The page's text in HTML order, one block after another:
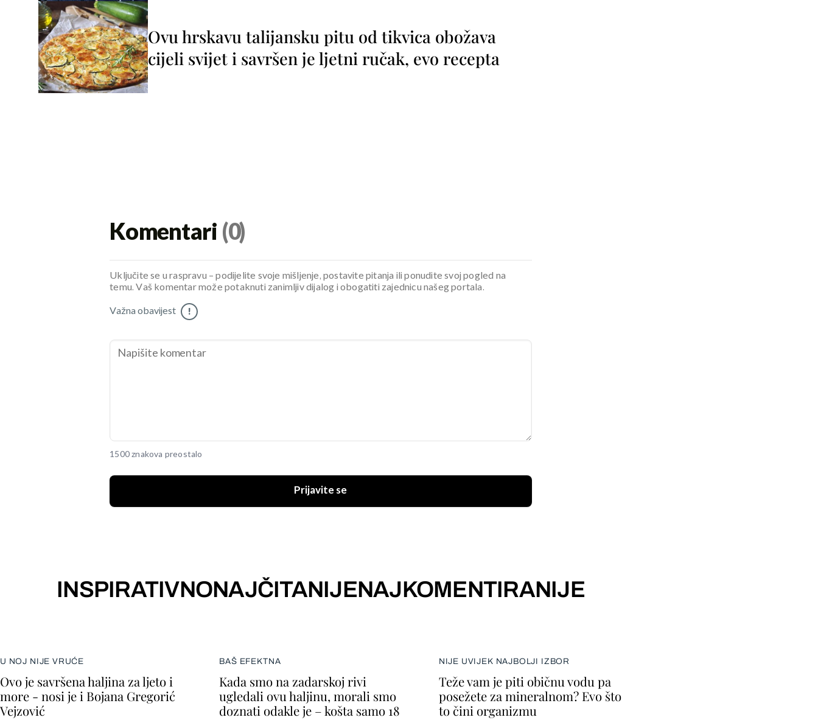
Ovu hrskavu talijansku pitu od tikvica obožava
cijeli svijet i savršen je ljetni ručak, evo recepta
Komentari (0)
Uključite se u raspravu – podijelite svoje mišljenje, postavite pitanja ili ponudite svoj pogled na
temu. Vaš komentar može potaknuti zanimljiv dijalog i obogatiti zajednicu našeg portala.
Važna obavijest !
1500 znakova preostalo
Prijavite se
INSPIRATIVNONAJČITANIJENAJKOMENTIRANIJE
U NOJ NIJE VRUĆE
Ovo je savršena haljina za ljeto i
more - nosi je i Bojana Gregorić
Vejzović
BAŠ EFEKTNA
Kada smo na zadarskoj rivi
ugledali ovu haljinu, morali smo
doznati odakle je – košta samo 18
NIJE UVIJEK NAJBOLJI IZBOR
Teže vam je piti običnu vodu pa
posežete za mineralnom? Evo što
to čini organizmu